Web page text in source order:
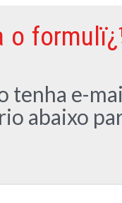
o
tenha e-
abaixo